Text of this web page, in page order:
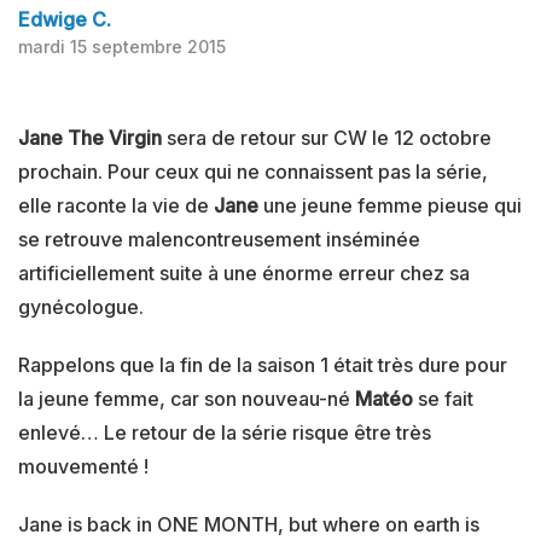
Edwige C.
mardi 15 septembre 2015
Jane The Virgin sera de retour sur CW le 12 octobre
prochain. Pour ceux qui ne connaissent pas la série,
elle raconte la vie de Jane une jeune femme pieuse qui
se retrouve malencontreusement inséminée
artificiellement suite à une énorme erreur chez sa
gynécologue.
Rappelons que la fin de la saison 1 était très dure pour
la jeune femme, car son nouveau-né Matéo se fait
enlevé… Le retour de la série risque être très
mouvementé !
Jane is back in ONE MONTH, but where on earth is